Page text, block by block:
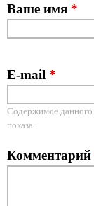
Ваше имя *
E-mail *
Содержимое данного
показа.
Комментарий